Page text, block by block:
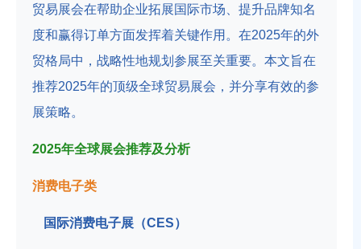
贸易展会在帮助企业拓展国际市场、提升品牌知名
度和赢得订单方面发挥着关键作用。在2025年的外
贸格局中，战略性地规划参展至关重要。本文旨在
推荐2025年的顶级全球贸易展会，并分享有效的参
展策略。
2025年全球展会推荐及分析
消费电子类
国际消费电子展（CES）